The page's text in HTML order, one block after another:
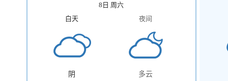
8日 周六
白天
阴
夜间
多云